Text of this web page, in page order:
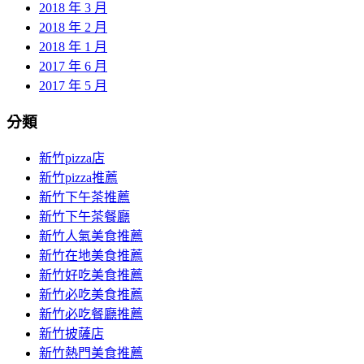
2018 年 3 月
2018 年 2 月
2018 年 1 月
2017 年 6 月
2017 年 5 月
分類
新竹pizza店
新竹pizza推薦
新竹下午茶推薦
新竹下午茶餐廳
新竹人氣美食推薦
新竹在地美食推薦
新竹好吃美食推薦
新竹必吃美食推薦
新竹必吃餐廳推薦
新竹披薩店
新竹熱門美食推薦